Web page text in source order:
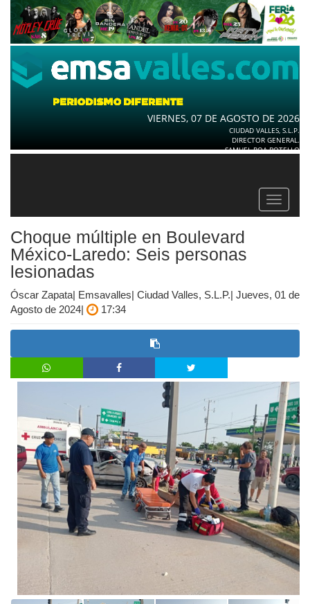
VIERNES, 07 DE AGOSTO DE 2026
CIUDAD VALLES, S.L.P.
DIRECTOR GENERAL.
SAMUEL ROA BOTELLO
Toggle
Choque múltiple en Boulevard
México-Laredo: Seis personas
lesionadas
Óscar Zapata| Emsavalles| Ciudad Valles, S.L.P.| Jueves, 01 de
Agosto de 2024|
17:34